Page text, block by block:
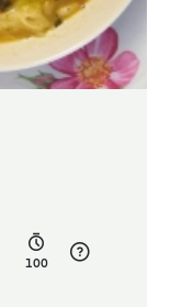
100